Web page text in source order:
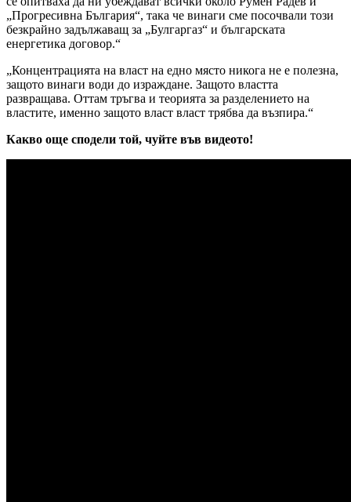
„Прогресивна България“, така че винаги сме посочвали този
безкрайно задължаващ за „Булгаргаз“ и българската
енергетика договор.“
„Концентрацията на власт на едно място никога не е полезна,
защото винаги води до израждане. Защото властта
развращава. Оттам тръгва и теорията за разделението на
властите, именно защото власт власт трябва да възпира.“
Какво още сподели той, чуйте във видеото!